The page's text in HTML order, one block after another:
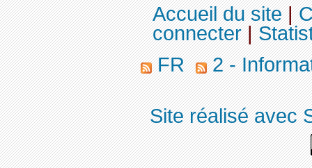
Accueil du site|
connecter|
FR
2 -
Site réalisé avec